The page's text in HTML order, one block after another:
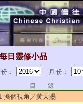
日靈修小品
：
月 份：
目 錄
換個視角／黃天賜